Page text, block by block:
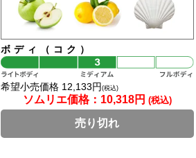
ボディ（コク）
希望小売価格 12,133円(税込)
ソムリエ価格： 10,318円 (税込)
売り切れ